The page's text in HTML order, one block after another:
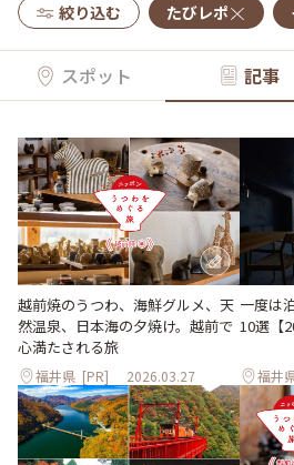
絞り込む たびレポ
スポット 記事
越前焼のうつわ、海鮮グルメ、天
然温泉、日本海の夕焼け。越前で
心満たされる旅
福井県 [PR] 2026.03.27
一度は
10選【
福井